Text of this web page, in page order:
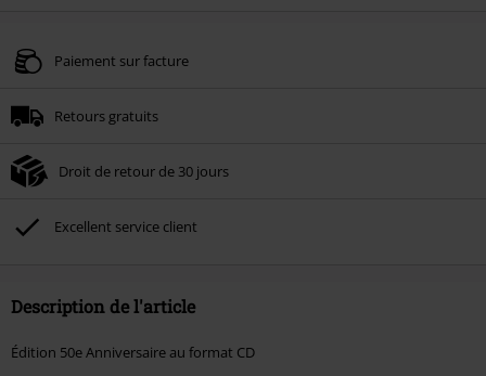
Paiement sur facture
Retours gratuits
Droit de retour de 30 jours
Excellent service client
Description de l'article
Édition 50e Anniversaire au format CD